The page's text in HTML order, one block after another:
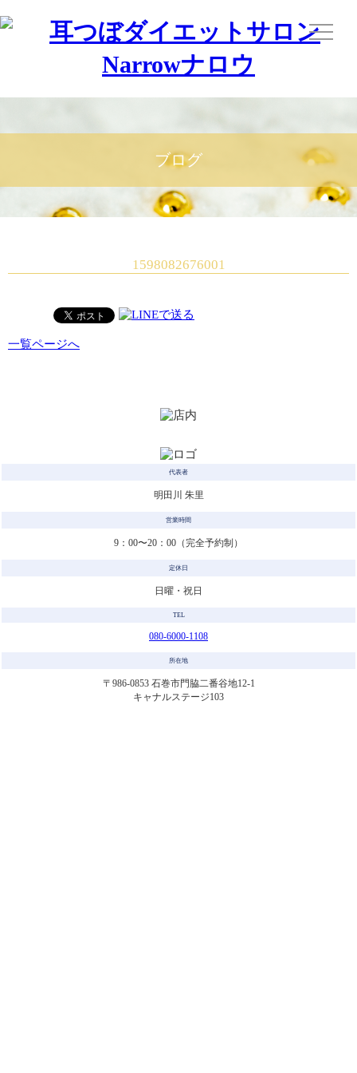
ブログ
1598082676001
一覧ページへ
代表者
明田川 朱里
営業時間
9：00〜20：00（完全予約制）
定休日
日曜・祝日
TEL
080-6000-1108
所在地
〒986-0853 石巻市門脇二番谷地12-1
キャナルステージ103